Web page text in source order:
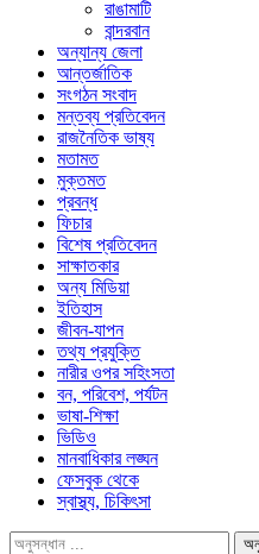
রাঙামাটি
বান্দরবান
অন্যান্য জেলা
আন্তর্জাতিক
সংগঠন সংবাদ
মন্তব্য প্রতিবেদন
রাজনৈতিক ভাষ্য
মতামত
মুক্তমত
প্রবন্ধ
ফিচার
বিশেষ প্রতিবেদন
সাক্ষাতকার
অন্য মিডিয়া
ইতিহাস
জীবন-যাপন
তথ্য প্রযুক্তি
নারীর ওপর সহিংসতা
বন, পরিবেশ, পর্যটন
ভাষা-শিক্ষা
ভিডিও
মানবাধিকার লঙ্ঘন
ফেসবুক থেকে
স্বাস্থ্য, চিকিৎসা